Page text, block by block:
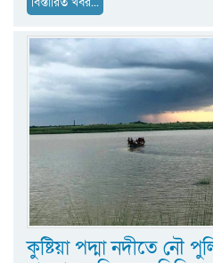
কুষ্টিয়া পদ্মা নদীতে নৌ